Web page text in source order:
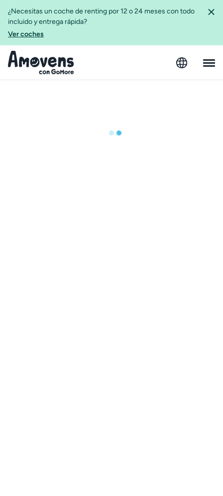
¿Necesitas un coche de renting por 12 o 24 meses con todo
incluido y entrega rápida?
Ver coches